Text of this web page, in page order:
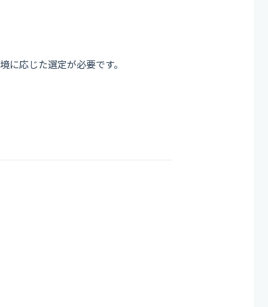
応じた選定が必要です。